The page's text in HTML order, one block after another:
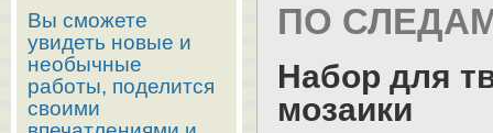
ПО
Набор для
мозаики
Вы сможете
увидеть новые и
необычные
работы, поделится
своими